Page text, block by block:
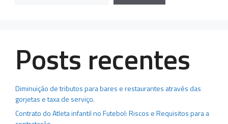
Posts recentes
Diminuição de tributos para bares e restaurantes através das
gorjetas e taxa de serviço.
Contrato do Atleta infantil no Futebol: Riscos e Requisitos para a